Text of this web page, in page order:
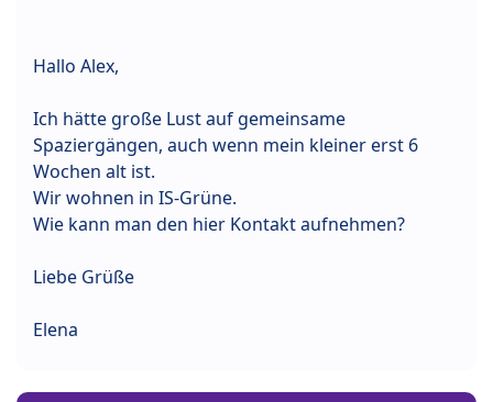
Hallo Alex,
Ich hätte große Lust auf gemeinsame
Spaziergängen, auch wenn mein kleiner erst 6
Wochen alt ist.
Wir wohnen in IS-Grüne.
Wie kann man den hier Kontakt aufnehmen?
Liebe Grüße
Elena